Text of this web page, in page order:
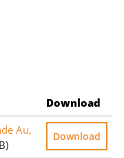
Download
Au,
Download